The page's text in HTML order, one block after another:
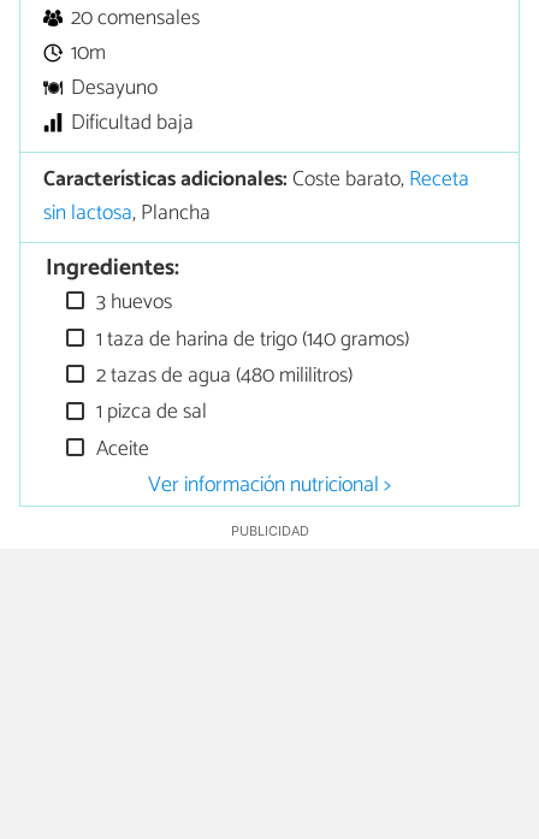
20 comensales
10m
Desayuno
Dificultad baja
Características adicionales:Coste barato,Receta
sin lactosa, Plancha
Ingredientes:
3 huevos
1 taza de harina de trigo (140 gramos)
2 tazas de agua (480 mililitros)
1 pizca de sal
Aceite
Ver información nutricional >